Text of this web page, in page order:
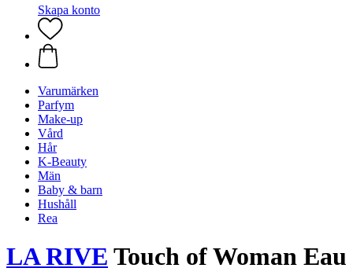
Skapa konto
Varumärken
Parfym
Make-up
Vård
Hår
K-Beauty
Män
Baby & barn
Hushåll
Rea
LA RIVE Touch of Woman Eau